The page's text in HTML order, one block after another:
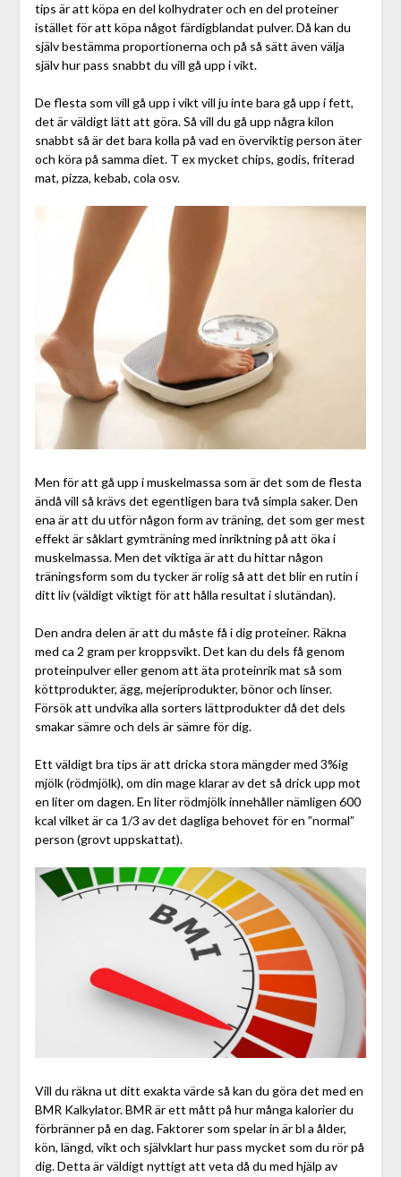
tips är att köpa en del kolhydrater och en del proteiner
istället för att köpa något färdigblandat pulver. Då kan du
själv bestämma proportionerna och på så sätt även välja
själv hur pass snabbt du vill gå upp i vikt.
De flesta som vill gå upp i vikt vill ju inte bara gå upp i fett,
det är väldigt lätt att göra. Så vill du gå upp några kilon
snabbt så är det bara kolla på vad en överviktig person äter
och köra på samma diet. T ex mycket chips, godis, friterad
mat, pizza, kebab, cola osv.
Men för att gå upp i muskelmassa som är det som de flesta
ändå vill så krävs det egentligen bara två simpla saker. Den
ena är att du utför någon form av träning, det som ger mest
effekt är såklart gymträning med inriktning på att öka i
muskelmassa. Men det viktiga är att du hittar någon
träningsform som du tycker är rolig så att det blir en rutin i
ditt liv (väldigt viktigt för att hålla resultat i slutändan).
Den andra delen är att du måste få i dig proteiner. Räkna
med ca 2 gram per kroppsvikt. Det kan du dels få genom
proteinpulver eller genom att äta proteinrik mat så som
köttprodukter, ägg, mejeriprodukter, bönor och linser.
Försök att undvika alla sorters lättprodukter då det dels
smakar sämre och dels är sämre för dig.
Ett väldigt bra tips är att dricka stora mängder med 3%ig
mjölk (rödmjölk), om din mage klarar av det så drick upp mot
en liter om dagen. En liter rödmjölk innehåller nämligen 600
kcal vilket är ca 1/3 av det dagliga behovet för en ”normal”
person (grovt uppskattat).
Vill du räkna ut ditt exakta värde så kan du göra det med en
BMR Kalkylator. BMR är ett mått på hur många kalorier du
förbränner på en dag. Faktorer som spelar in är bl a ålder,
kön, längd, vikt och självklart hur pass mycket som du rör på
dig. Detta är väldigt nyttigt att veta då du med hjälp av